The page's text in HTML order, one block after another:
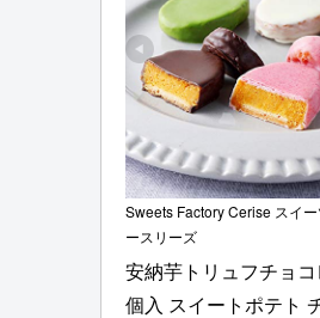
Sweets Factory Cerise スイー
ースリーズ
安納芋トリュフチョコ
個入 スイートポテト